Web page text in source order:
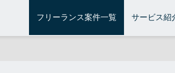
フリーランス案件一覧 サービス紹